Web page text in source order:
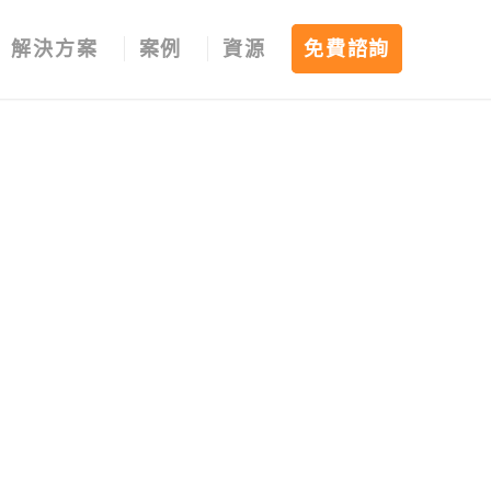
解決方案 案例 資源 免費諮詢